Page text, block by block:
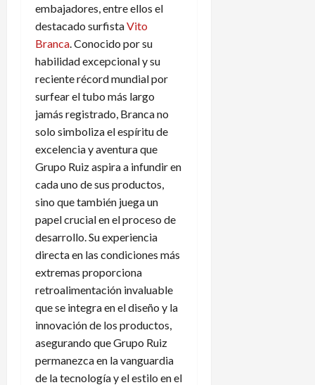
embajadores, entre ellos el
destacado surfistaVito
Branca . Conocido por su
habilidad excepcional y su
reciente récord mundial por
surfear el tubo más largo
jamás registrado, Branca no
solo simboliza el espíritu de
excelencia y aventura que
Grupo Ruiz aspira a infundir en
cada uno de sus productos,
sino que también juega un
papel crucial en el proceso de
desarrollo. Su experiencia
directa en las condiciones más
extremas proporciona
retroalimentación invaluable
que se integra en el diseño y la
innovación de los productos,
asegurando que Grupo Ruiz
permanezca en la vanguardia
de la tecnología y el estilo en el